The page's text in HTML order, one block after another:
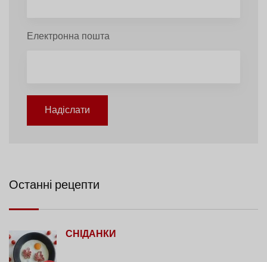
Електронна пошта
Надіслати
Останні рецепти
СНІДАНКИ